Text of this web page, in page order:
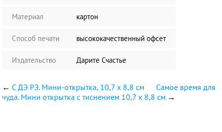
Материал картон
Способ печати высококачественный офсет
Издательство Дарите Счастье
← С ДЭ РЭ. Мини-открытка, 10,7 х 8,8 см
Самое время для
чуда. Мини открытка с тиснением 10,7 х 8,8 см →